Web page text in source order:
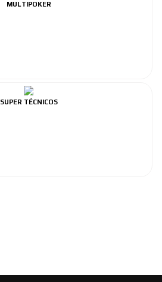
MULTIPOKER
SUPER TÉCNICOS